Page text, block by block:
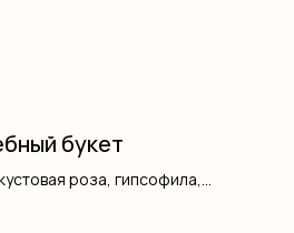
букет
роза, гипсофила,